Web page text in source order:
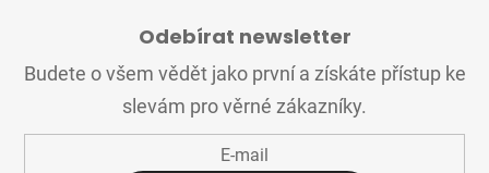
Odebírat newsletter
Budete o všem vědět jako první a získáte přístup ke
slevám pro věrné zákazníky.
E-mail